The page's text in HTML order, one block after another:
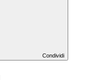
Condividi